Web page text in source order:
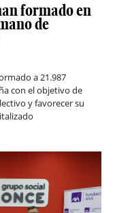
formado en
de
a 21.987
con el objetivo de
y favorecer su